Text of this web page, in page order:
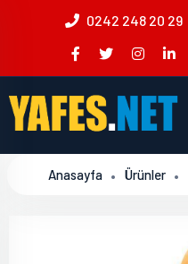
0242 248 20 29
Anasayfa Ürünler